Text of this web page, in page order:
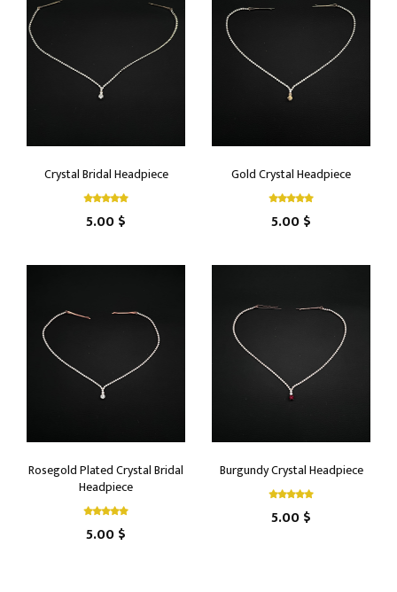
Crystal Bridal Headpiece
5.00 $
Gold Crystal Headpiece
5.00 $
Rosegold Plated Crystal Bridal
Headpiece
5.00 $
Burgundy Crystal Headpiece
5.00 $